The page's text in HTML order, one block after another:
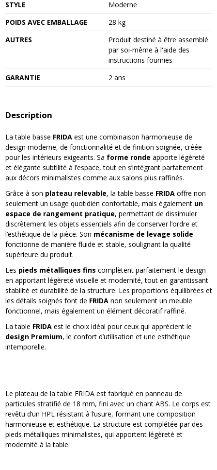
STYLE
Moderne
POIDS AVEC EMBALLAGE
28 kg
AUTRES
Produit destiné à être assemblé
par soi-même à l'aide des
instructions fournies
GARANTIE
2 ans
Description
La table basse FRIDAest une combinaison harmonieuse de
design moderne, de fonctionnalité et de finition soignée, créée
pour les intérieurs exigeants. Sa forme ronde apporte légèreté
et élégante subtilité à l’espace, tout en s’intégrant parfaitement
aux décors minimalistes comme aux salons plus raffinés.
Grâce à son plateau relevable, la table basse FRIDAoffre non
seulement un usage quotidien confortable, mais également un
espace de rangement pratique, permettant de dissimuler
discrètement les objets essentiels afin de conserver l’ordre et
l’esthétique de la pièce. Son mécanisme de levage solide
fonctionne de manière fluide et stable, soulignant la qualité
supérieure du produit.
Les pieds métalliques fins complètent parfaitement le design
en apportant légèreté visuelle et modernité, tout en garantissant
stabilité et durabilité de la structure. Les proportions équilibrées et
les détails soignés font de FRIDAnon seulement un meuble
fonctionnel, mais également un élément décoratif raffiné.
La table FRIDAest le choix idéal pour ceux qui apprécient le
design Premium, le confort d’utilisation et une esthétique
intemporelle.
Le plateau de la table FRIDA est fabriqué en panneau de
particules stratifié de 18 mm, fini avec un chant ABS. Le corps est
revêtu d’un HPL résistant à l’usure, formant une composition
harmonieuse et esthétique. La structure est complétée par des
pieds métalliques minimalistes, qui apportent légèreté et
modernité à la table.